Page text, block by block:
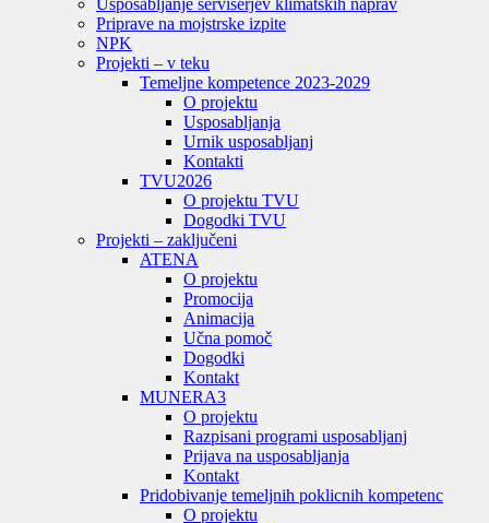
Usposabljanje serviserjev klimatskih naprav
Priprave na mojstrske izpite
NPK
Projekti – v teku
Temeljne kompetence 2023-2029
O projektu
Usposabljanja
Urnik usposabljanj
Kontakti
TVU2026
O projektu TVU
Dogodki TVU
Projekti – zaključeni
ATENA
O projektu
Promocija
Animacija
Učna pomoč
Dogodki
Kontakt
MUNERA3
O projektu
Razpisani programi usposabljanj
Prijava na usposabljanja
Kontakt
Pridobivanje temeljnih poklicnih kompetenc
O projektu